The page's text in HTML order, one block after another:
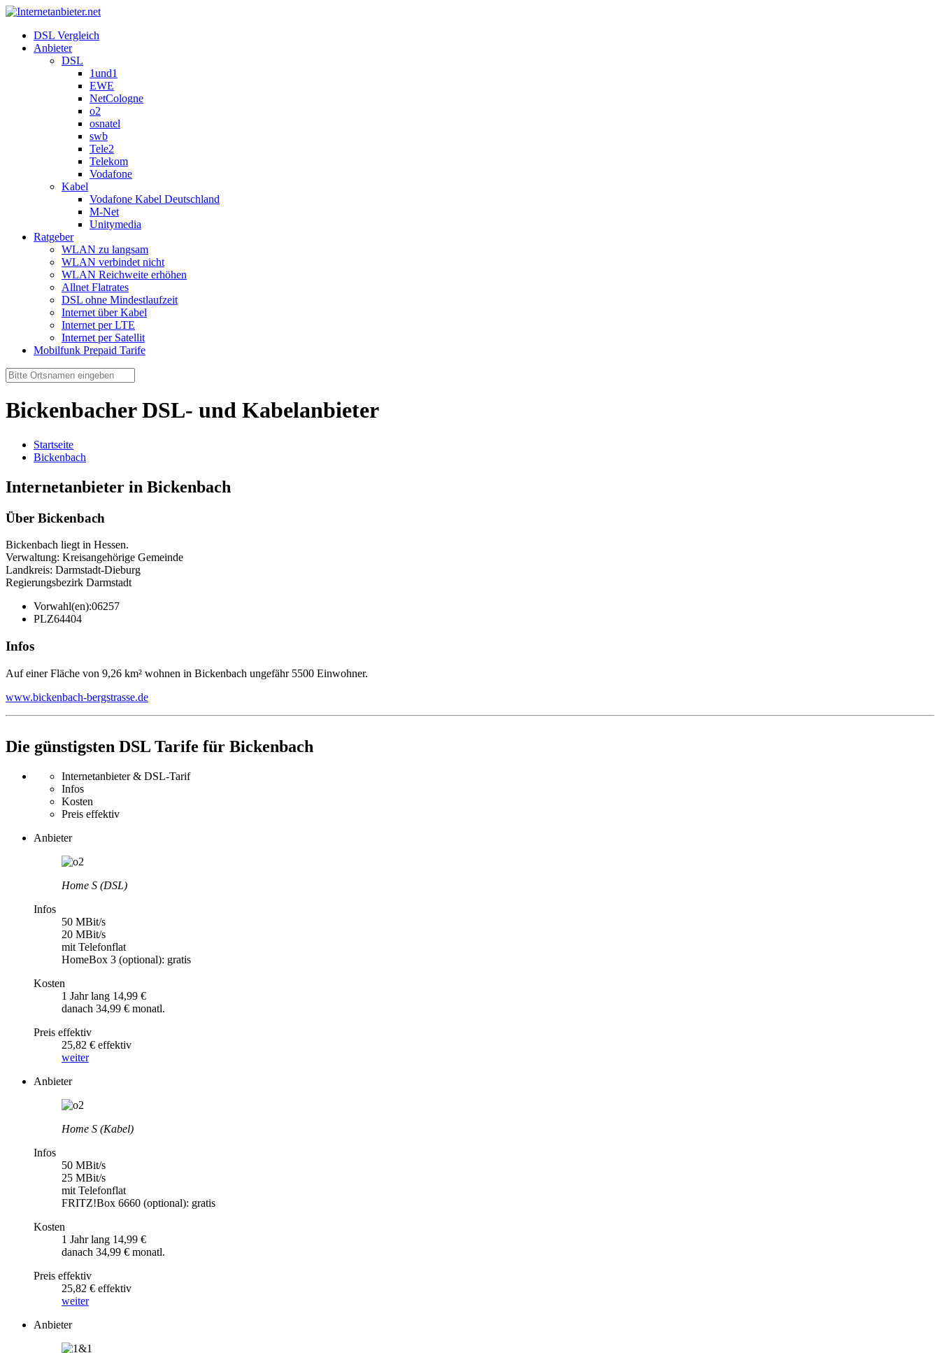
DSL Vergleich
Anbieter
DSL
1und1
EWE
NetCologne
o2
osnatel
swb
Tele2
Telekom
Vodafone
Kabel
Vodafone Kabel Deutschland
M-Net
Unitymedia
Ratgeber
WLAN zu langsam
WLAN verbindet nicht
WLAN Reichweite erhöhen
Allnet Flatrates
DSL ohne Mindestlaufzeit
Internet über Kabel
Internet per LTE
Internet per Satellit
Mobilfunk Prepaid Tarife
Bickenbacher DSL- und Kabelanbieter
Startseite
Bickenbach
Internetanbieter in Bickenbach
Über Bickenbach
Bickenbach liegt in Hessen.
Verwaltung: Kreisangehörige Gemeinde
Landkreis: Darmstadt-Dieburg
Regierungsbezirk Darmstadt
Vorwahl(en):06257
PLZ64404
Infos
Auf einer Fläche von 9,26 km² wohnen in Bickenbach ungefähr 5500 Einwohner.
www.bickenbach-bergstrasse.de
Die günstigsten DSL Tarife für Bickenbach
Internetanbieter & DSL-Tarif
Infos
Kosten
Preis effektiv
Anbieter
Home S (DSL)
Infos
50 MBit/s
20 MBit/s
mit Telefonflat
HomeBox 3 (optional): gratis
Kosten
1 Jahr lang 14,99 €
danach 34,99 € monatl.
Preis effektiv
25,82 € effektiv
weiter
Anbieter
Home S (Kabel)
Infos
50 MBit/s
25 MBit/s
mit Telefonflat
FRITZ!Box 6660 (optional): gratis
Kosten
1 Jahr lang 14,99 €
danach 34,99 € monatl.
Preis effektiv
25,82 € effektiv
weiter
Anbieter